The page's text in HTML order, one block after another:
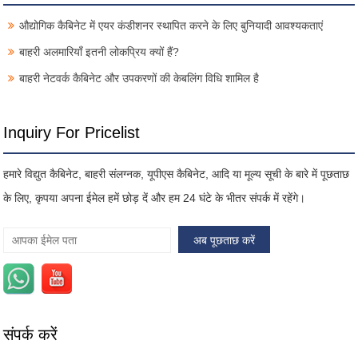
औद्योगिक कैबिनेट में एयर कंडीशनर स्थापित करने के लिए बुनियादी आवश्यकताएं
बाहरी अलमारियाँ इतनी लोकप्रिय क्यों हैं?
बाहरी नेटवर्क कैबिनेट और उपकरणों की केबलिंग विधि शामिल है
Inquiry For Pricelist
हमारे विद्युत कैबिनेट, बाहरी संलग्नक, यूपीएस कैबिनेट, आदि या मूल्य सूची के बारे में पूछताछ
के लिए, कृपया अपना ईमेल हमें छोड़ दें और हम 24 घंटे के भीतर संपर्क में रहेंगे।
संपर्क करें